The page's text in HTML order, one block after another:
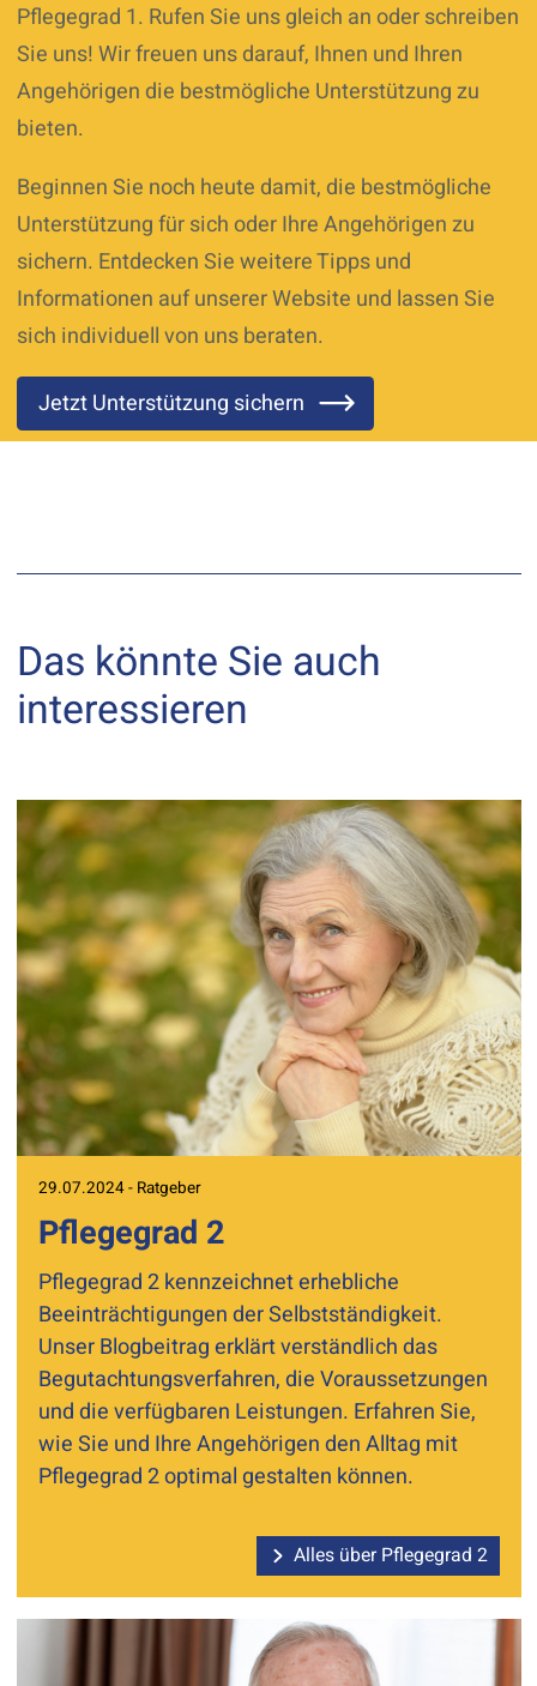
Pflegegrad 1. Rufen Sie uns gleich an oder schreiben
Sie uns! Wir freuen uns darauf, Ihnen und Ihren
Angehörigen die bestmögliche Unterstützung zu
bieten.
Beginnen Sie noch heute damit, die bestmögliche
Unterstützung für sich oder Ihre Angehörigen zu
sichern. Entdecken Sie weitere Tipps und
Informationen auf unserer Website und lassen Sie
sich individuell von uns beraten.
Jetzt Unterstützung sichern
Das könnte Sie auch
interessieren
29.07.2024 - Ratgeber
Pflegegrad 2
Pflegegrad 2 kennzeichnet erhebliche
Beeinträchtigungen der Selbstständigkeit.
Unser Blogbeitrag erklärt verständlich das
Begutachtungsverfahren, die Voraussetzungen
und die verfügbaren Leistungen. Erfahren Sie,
wie Sie und Ihre Angehörigen den Alltag mit
Pflegegrad 2 optimal gestalten können.
Alles über Pflegegrad 2